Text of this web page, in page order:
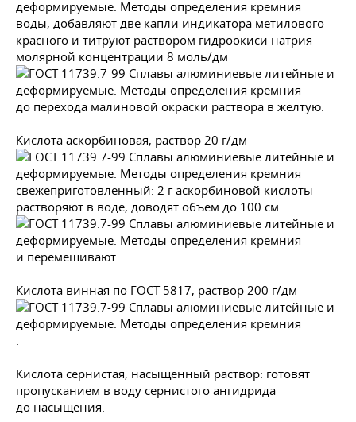
воды, добавляют две капли индикатора метилового
красного и титруют раствором гидроокиси натрия
молярной концентрации 8 моль/дм
до перехода малиновой окраски раствора в желтую.
Кислота аскорбиновая, раствор 20 г/дм
свежеприготовленный: 2 г аскорбиновой кислоты
растворяют в воде, доводят объем до 100 см
и перемешивают.
Кислота винная по ГОСТ 5817, раствор 200 г/дм
.
Кислота сернистая, насыщенный раствор: готовят
пропусканием в воду сернистого ангидрида
до насыщения.